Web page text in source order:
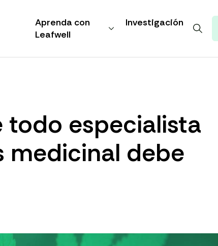
Aprenda con
Leafwell
Investigación
todo especialista
medicinal debe